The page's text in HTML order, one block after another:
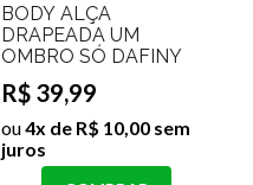
BODY ALÇA
DRAPEADA UM
OMBRO SÓ DAFINY
R$ 39,99
ou4x de R$ 10,00 sem
juros